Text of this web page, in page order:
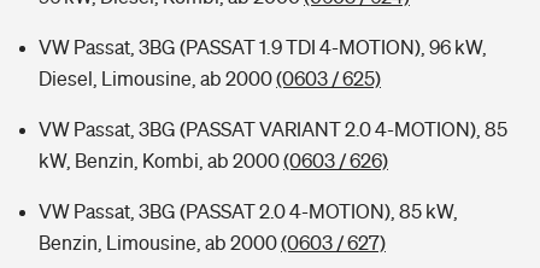
VW Passat, 3BG (PASSAT 1.9 TDI 4-MOTION), 96 kW,
Diesel, Limousine, ab 2000(0603 / 625)
VW Passat, 3BG (PASSAT VARIANT 2.0 4-MOTION), 85
kW, Benzin, Kombi, ab 2000(0603 / 626)
VW Passat, 3BG (PASSAT 2.0 4-MOTION), 85 kW,
Benzin, Limousine, ab 2000(0603 / 627)